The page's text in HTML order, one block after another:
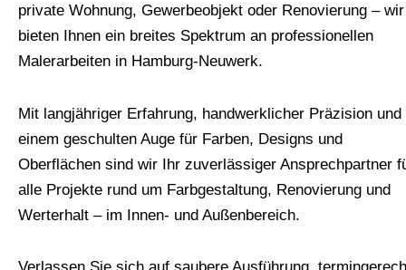
private Wohnung, Gewerbeobjekt oder Renovierung – wir
bieten Ihnen ein breites Spektrum an professionellen
Malerarbeiten in Hamburg-Neuwerk.
Mit langjähriger Erfahrung, handwerklicher Präzision und
einem geschulten Auge für Farben, Designs und
Oberflächen sind wir Ihr zuverlässiger Ansprechpartner
alle Projekte rund um Farbgestaltung, Renovierung und
Werterhalt – im Innen- und Außenbereich.